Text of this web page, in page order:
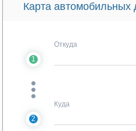
Карта
1
Откуда
2
Куда